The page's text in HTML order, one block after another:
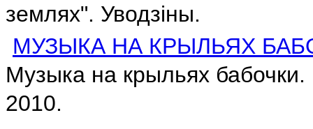
землях". Уводзіны.
МУЗЫКА НА КРЫЛЬЯХ
Музыка на крыльях
2010.